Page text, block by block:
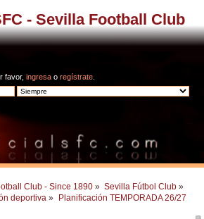
- Sevilla Football Club
favor, ingresa o regístrate
Club - Since 1890 » Sevilla Fútbol Club »
deportiva » Planificación TEMPORADA 26/27